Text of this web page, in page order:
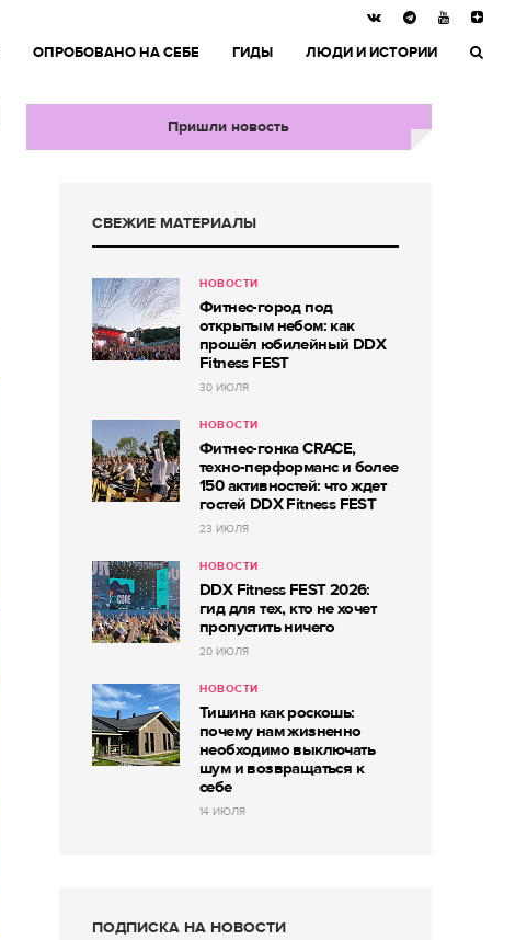
ОПРОБОВАНО НА СЕБЕ ГИДЫ ЛЮДИ И ИСТОРИИ
Пришли новость
СВЕЖИЕ МАТЕРИАЛЫ
НОВОСТИ
Фитнес-город под
открытым небом: как
прошёл юбилейный DDX
Fitness FEST
30 ИЮЛЯ
НОВОСТИ
Фитнес-гонка CRACE,
техно-перформанс и более
150 активностей: что ждет
гостей DDX Fitness FEST
23 ИЮЛЯ
НОВОСТИ
DDX Fitness FEST 2026:
гид для тех, кто не хочет
пропустить ничего
20 ИЮЛЯ
НОВОСТИ
Тишина как роскошь:
почему нам жизненно
необходимо выключать
шум и возвращаться к
себе
14 ИЮЛЯ
ПОДПИСКА НА НОВОСТИ